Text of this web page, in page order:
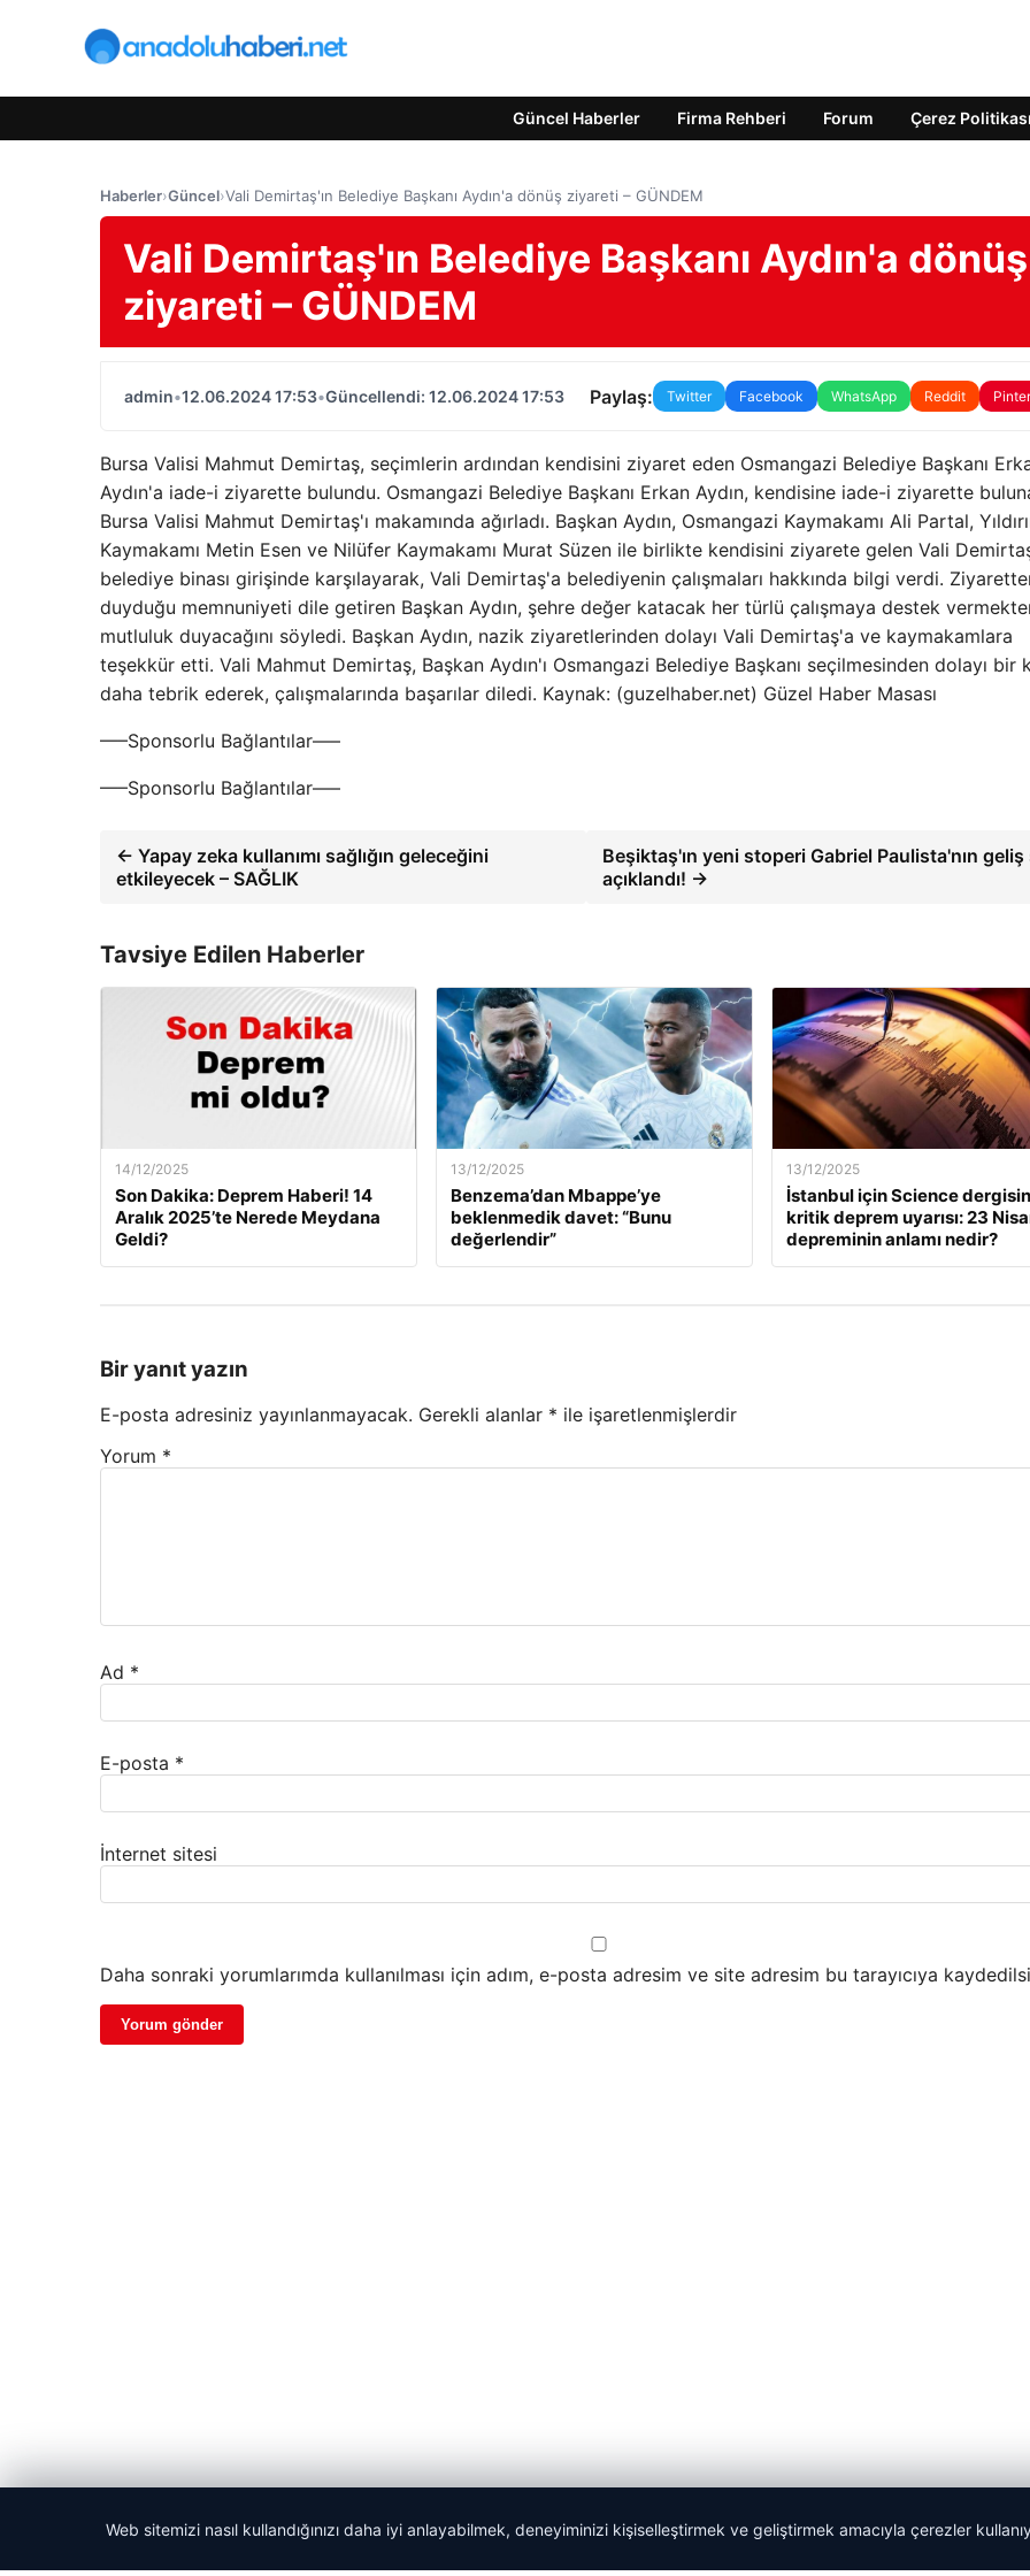
Güncel Haberler Firma Rehberi Forum Çerez Politikası
Haberler›Güncel›Vali Demirtaş'ın Belediye Başkanı Aydın'a dönüş ziyareti – GÜNDEM
Vali Demirtaş'ın Belediye Başkanı Aydın'a dönüş
ziyareti – GÜNDEM
admin•12.06.2024 17:53•Güncellendi: 12.06.2024 17:53 Paylaş: Twitter Facebook WhatsApp Reddit
Bursa Valisi Mahmut Demirtaş, seçimlerin ardından kendisini ziyaret eden Osmangazi Belediye Başkanı
Aydın'a iade-i ziyarette bulundu. Osmangazi Belediye Başkanı Erkan Aydın, kendisine iade-i ziyarette
Bursa Valisi Mahmut Demirtaş'ı makamında ağırladı. Başkan Aydın, Osmangazi Kaymakamı Ali Partal,
Kaymakamı Metin Esen ve Nilüfer Kaymakamı Murat Süzen ile birlikte kendisini ziyarete gelen Vali
belediye binası girişinde karşılayarak, Vali Demirtaş'a belediyenin çalışmaları hakkında bilgi verdi.
duyduğu memnuniyeti dile getiren Başkan Aydın, şehre değer katacak her türlü çalışmaya destek
mutluluk duyacağını söyledi. Başkan Aydın, nazik ziyaretlerinden dolayı Vali Demirtaş'a ve kaymakamlara
teşekkür etti. Vali Mahmut Demirtaş, Başkan Aydın'ı Osmangazi Belediye Başkanı seçilmesinden dolayı bir
daha tebrik ederek, çalışmalarında başarılar diledi. Kaynak: (guzelhaber.net) Güzel Haber Masası
—–Sponsorlu Bağlantılar—–
—–Sponsorlu Bağlantılar—–
← Yapay zeka kullanımı sağlığın geleceğini
etkileyecek – SAĞLIK
Beşiktaş'ın yeni stoperi Gabriel Paulista'nın geliş
açıklandı! →
Tavsiye Edilen Haberler
14/12/2025
Son Dakika: Deprem Haberi! 14
Aralık 2025’te Nerede Meydana
Geldi?
13/12/2025
Benzema’dan Mbappe’ye
beklenmedik davet: “Bunu
değerlendir”
13/12/2025
İstanbul için Science
kritik deprem uyarısı: 23
depreminin anlamı nedir?
Bir yanıt yazın
E-posta adresiniz yayınlanmayacak. Gerekli alanlar * ile işaretlenmişlerdir
Yorum *
Ad *
E-posta *
İnternet sitesi
Daha sonraki yorumlarımda kullanılması için adım, e-posta adresim ve site adresim bu tarayıcıya
© 2026 Anadolu Haberi – Güncel Haberler
Web sitemizi nasıl kullandığınızı daha iyi anlayabilmek, deneyiminizi kişiselleştirmek ve geliştirmek amacıyla çerezler